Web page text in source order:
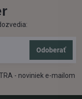
Odoberať
- noviniek e-mailom